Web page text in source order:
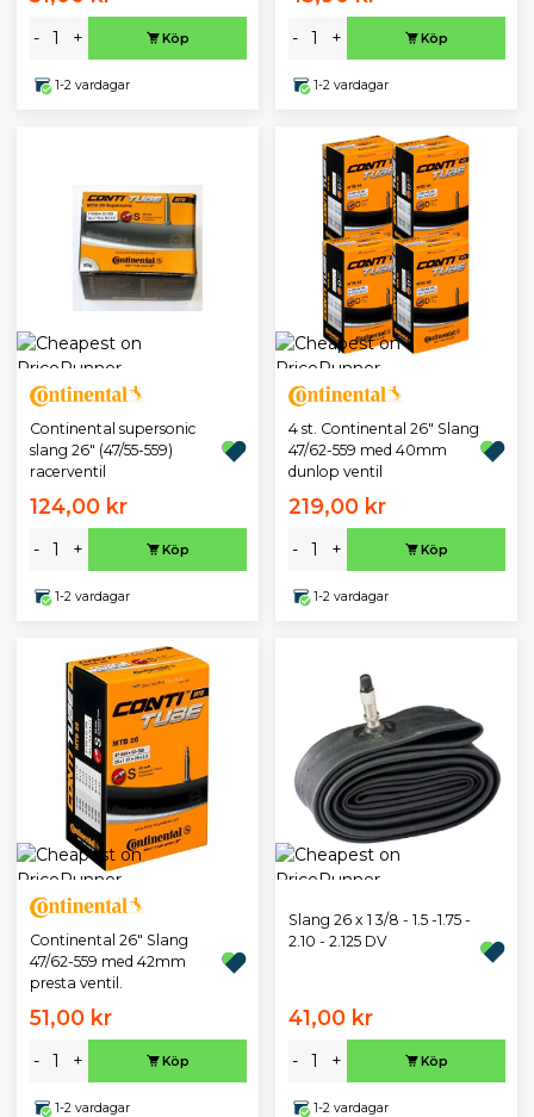
- + Köp
1-2 vardagar
- + Köp
1-2 vardagar
Continental supersonic
slang 26" (47/55-559)
racerventil
124,00 kr
- + Köp
1-2 vardagar
4 st. Continental 26" Slang
47/62-559 med 40mm
dunlop ventil
219,00 kr
- + Köp
1-2 vardagar
Continental 26" Slang
47/62-559 med 42mm
presta ventil.
51,00 kr
- + Köp
1-2 vardagar
Slang 26 x 1 3/8 - 1.5 -1.75 -
2.10 - 2.125 DV
41,00 kr
- + Köp
1-2 vardagar